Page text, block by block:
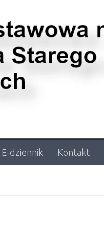
E-dziennik Kontakt